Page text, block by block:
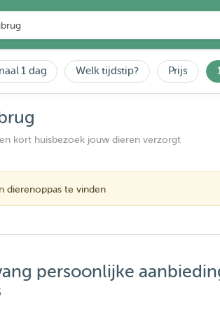
1 dag Welk tijdstip? Prijs
kort huisbezoek jouw dieren verzorgt
dierenoppas te vinden
persoonlijke